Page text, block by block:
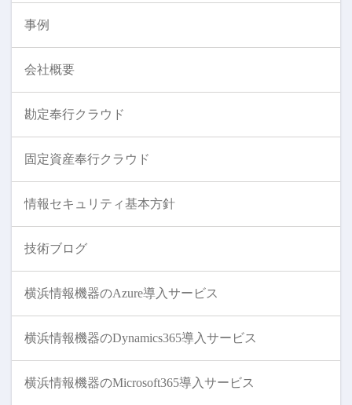
事例
会社概要
勘定奉行クラウド
固定資産奉行クラウド
情報セキュリティ基本方針
技術ブログ
横浜情報機器のAzure導入サービス
横浜情報機器のDynamics365導入サービス
横浜情報機器のMicrosoft365導入サービス